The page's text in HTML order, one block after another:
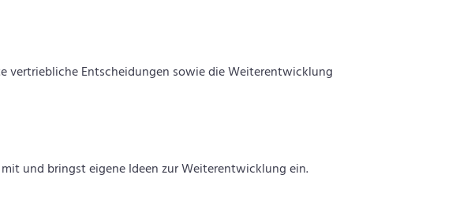
Entscheidungen sowie die Weiterentwicklung
und bringst eigene Ideen zur Weiterentwicklung ein.